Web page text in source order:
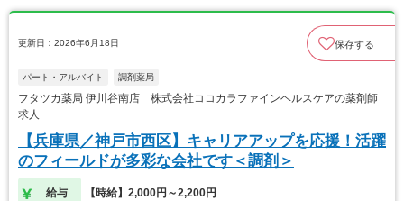
更新日：2026年6月18日 保存する
パート・アルバイト 調剤薬局
フタツカ薬局 伊川谷南店 株式会社ココカラファインヘルスケアの薬剤師
求人
【兵庫県／神戸市西区】キャリアアップを応援！活躍
のフィールドが多彩な会社です＜調剤＞
給与 【時給】2,000円～2,200円